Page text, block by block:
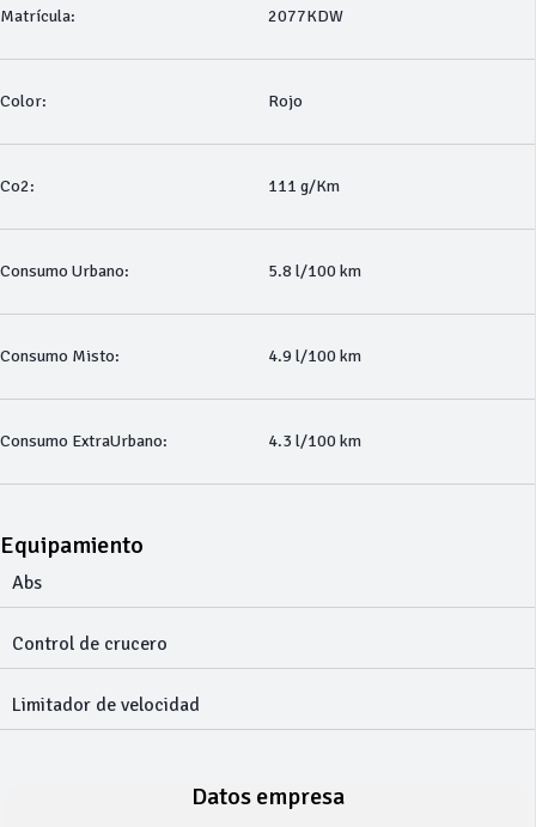
Matrícula: 2077KDW
Color: Rojo
Co2: 111 g/Km
Consumo Urbano: 5.8 l/100 km
Consumo Misto: 4.9 l/100 km
Consumo ExtraUrbano: 4.3 l/100 km
Equipamiento
Abs
Control de crucero
Limitador de velocidad
Datos empresa